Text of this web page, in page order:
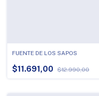
FUENTE DE LOS SAPOS
$11.691,00 $12.990,00